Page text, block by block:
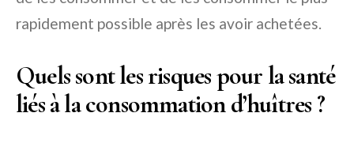
rapidement possible après les avoir achetées.
Quels sont les risques pour la santé
liés à la consommation d’huîtres ?